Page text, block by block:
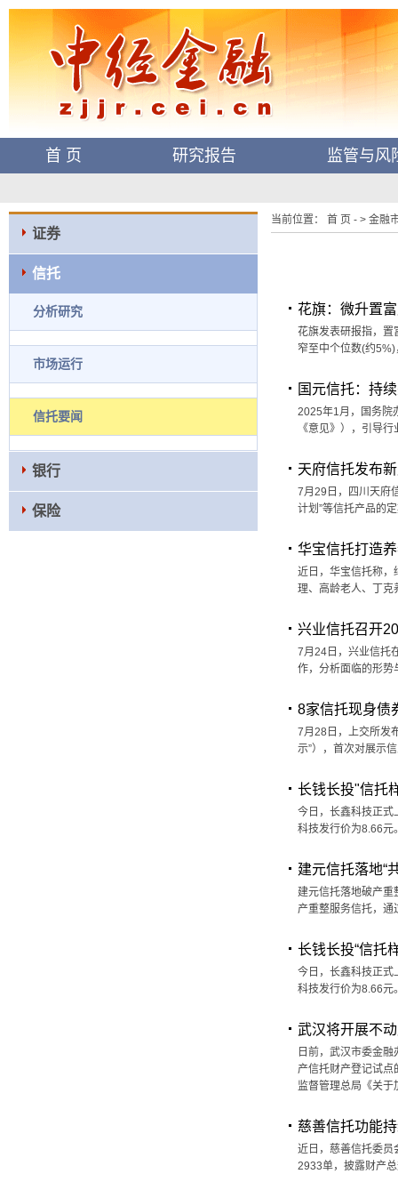
首 页 研究报告 监管与风
证券
信托
分析研究
市场运行
信托要闻
银行
保险
当前位置： 首 页 - > 金融
花旗：微升置
花旗发表研报指，置
窄至中个位数(约
国元信托：持
2025年1月，国务院
《意见》），引导
天府信托发布
7月29日，四川天府
计划”等信托产品的
华宝信托打造
近日，华宝信托称，
理、高龄老人、丁
兴业信托召开
7月24日，兴业信托
作，分析面临的形势
8家信托现身债
7月28日，上交所发
示”），首次对展示
长钱长投"信托
今日，长鑫科技正式
科技发行价为8.66
建元信托落地“
建元信托落地破产
产重整服务信托，通
长钱长投“信托
今日，长鑫科技正式
科技发行价为8.66
武汉将开展不
日前，武汉市委金
产信托财产登记试点
监督管理总局《关
慈善信托功能
近日，慈善信托委
2933单，披露财产